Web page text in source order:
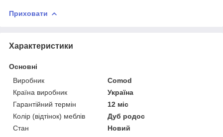
Приховати
Характеристики
Основні
Виробник
Comod
Країна виробник
Україна
Гарантійний термін
12 міс
Колір (відтінок) меблів
Дуб родос
Стан
Новий